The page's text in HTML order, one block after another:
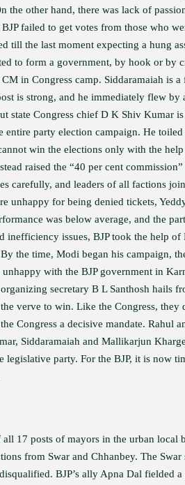
the other hand, there was lack of
failed to get votes from those who
till the last moment expecting a hung
to form a government, by hook or by
in Congress camp. Siddaramaiah is
is strong, and he immediately flew by
state Congress chief D K Shiv Kumar
entire party election campaign. He
win the elections only with the
raised the “40 per cent commission”
carefully, and leaders of all factions
unhappy for being denied tickets,
was below average, and the
issues, BJP took the help of
the time, Modi began his campaign,
with the BJP government in
secretary B L Santhosh hails
verve to win. Like the Congress, they
Congress a decisive mandate. Rahul
Siddaramaiah and Mallikarjun
party. For the BJP, it is now
17 posts of mayors in the urban local
from Swar and Chhanbey. The Swar
BJP’s ally Apna Dal fielded